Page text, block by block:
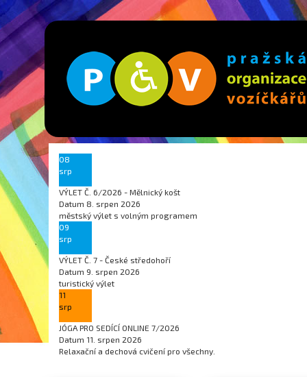
08
srp
VÝLET Č. 6/2026 - Mělnický košt
Datum 8. srpen 2026
městský výlet s volným programem
09
srp
VÝLET Č. 7 - České středohoří
Datum 9. srpen 2026
turistický výlet
11
srp
JÓGA PRO SEDÍCÍ ONLINE 7/2026
Datum 11. srpen 2026
Relaxační a dechová cvičení pro všechny.